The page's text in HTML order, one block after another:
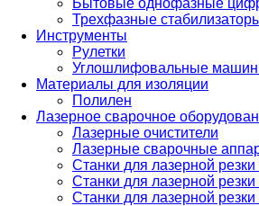
Бытовые однофазные
Трехфазные
Инструменты
Рулетки
Углошлифовальные
Материалы для изоляции
Полилен
Лазерное сварочное
Лазерные очистители
Лазерные сварочные
Станки для лазерной резки
Станки для лазерной резки
Станки для лазерной резки